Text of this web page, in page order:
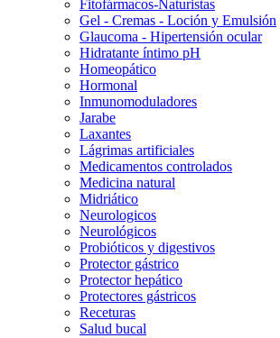
Fitofármacos-Naturistas
Gel - Cremas - Loción y Emulsión
Glaucoma - Hipertensión ocular
Hidratante íntimo pH
Homeopático
Hormonal
Inmunomoduladores
Jarabe
Laxantes
Lágrimas artificiales
Medicamentos controlados
Medicina natural
Midriático
Neurologicos
Neurológicos
Probióticos y digestivos
Protector gástrico
Protector hepático
Protectores gástricos
Receturas
Salud bucal